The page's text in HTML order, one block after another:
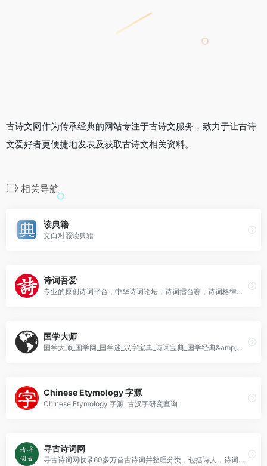
古诗文网作为传承经典的网站专注于古诗文服务，致力于让古诗
文爱好者更便捷地发表及获取古诗文相关资料。
相关导航
读典籍
文白对照读典籍
诗词吾爱
专业的原创诗词平台，中华诗词论坛，诗词擂台赛，诗词格律检测APP(平水韵、词林正韵、中华新韵)，写诗填词利器，钦定词谱电子版
国学大师
国学大师_国学网_国学迷_汉字宝典_诗词宝典_国学经典&amp;古典文学_古今图书集成&amp;四库全书电子版&amp;永乐大典
Chinese Etymology 字源
Chinese Etymology 字源, 古汉字研究查询
寻古诗词网
寻古诗词网收录60多万首古诗词并整理分类，包括诗人，诗词，名句，分类文章，问答等，方便搜寻查阅。